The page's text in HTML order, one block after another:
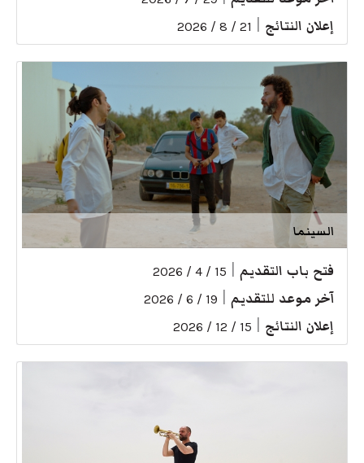
إعلان النتائج 21 / 8 / 2026
السينما
فتح باب التقديم 15 / 4 / 2026
آخر موعد للتقديم 19 / 6 / 2026
إعلان النتائج 15 / 12 / 2026